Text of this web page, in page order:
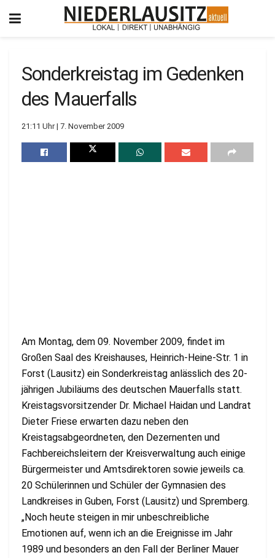
Sonderkreistag im Gedenken
des Mauerfalls
21:11 Uhr | 7. November 2009
Am Montag, dem 09. November 2009, findet im
Großen Saal des Kreishauses, Heinrich-Heine-Str. 1 in
Forst (Lausitz) ein Sonderkreistag anlässlich des 20-
jährigen Jubiläums des deutschen Mauerfalls statt.
Kreistagsvorsitzender Dr. Michael Haidan und Landrat
Dieter Friese erwarten dazu neben den
Kreistagsabgeordneten, den Dezernenten und
Fachbereichsleitern der Kreisverwaltung auch einige
Bürgermeister und Amtsdirektoren sowie jeweils ca.
20 Schülerinnen und Schüler der Gymnasien des
Landkreises in Guben, Forst (Lausitz) und Spremberg.
„Noch heute steigen in mir unbeschreibliche
Emotionen auf, wenn ich an die Ereignisse im Jahr
1989 und besonders an den Fall der Berliner Mauer